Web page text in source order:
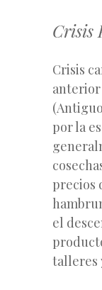
Crisis
Crisis
por la
precios
el
talleres